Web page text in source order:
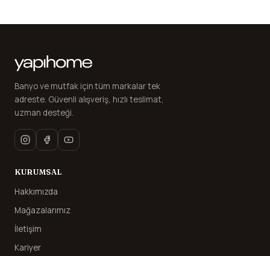
Banyo ve mutfak için tüm markalar tek
adreste. Güvenli alışveriş, hızlı teslimat,
uzman desteği.
KURUMSAL
Hakkımızda
Mağazalarımız
İletişim
Kariyer